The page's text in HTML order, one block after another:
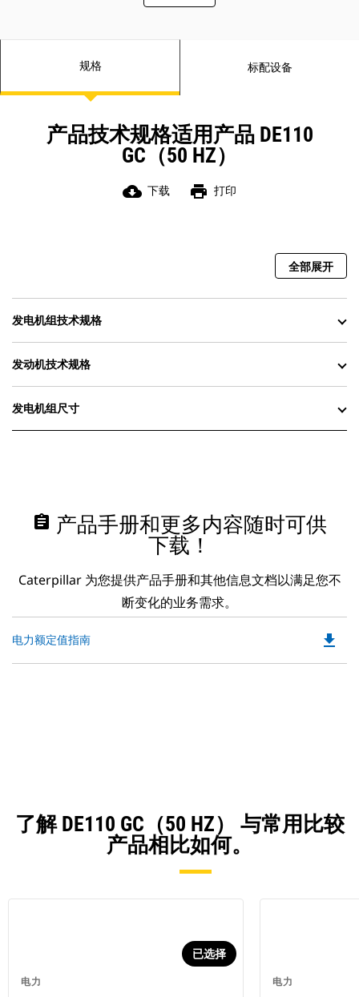
规格 标配设备
产品技术规格适用产品 DE110
GC（50 HZ）
cloud_download 下载 print 打印
全部展开
发电机组技术规格
发动机技术规格
发电机组尺寸
assignment 产品手册和更多内容随时可供
下载！
Caterpillar 为您提供产品手册和其他信息文档以满足您不
断变化的业务需求。
电力额定值指南 file_download
了解 DE110 GC（50 HZ） 与常用比较
产品相比如何。
电力
已选择
电力